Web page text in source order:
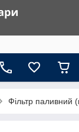
Фільтр паливний